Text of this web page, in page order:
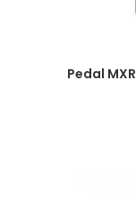
Pedal